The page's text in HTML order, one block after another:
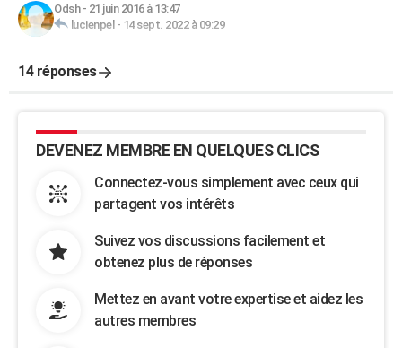
Odsh- 21 juin 2016 à 13:47
lucienpel - 14 sept. 2022 à 09:29
14 réponses
DEVENEZ MEMBRE EN QUELQUES CLICS
Connectez-vous simplement avec ceux qui
partagent vos intérêts
Suivez vos discussions facilement et
obtenez plus de réponses
Mettez en avant votre expertise et aidez les
autres membres